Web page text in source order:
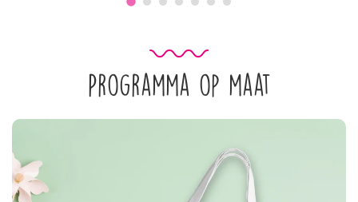
Programma op maat